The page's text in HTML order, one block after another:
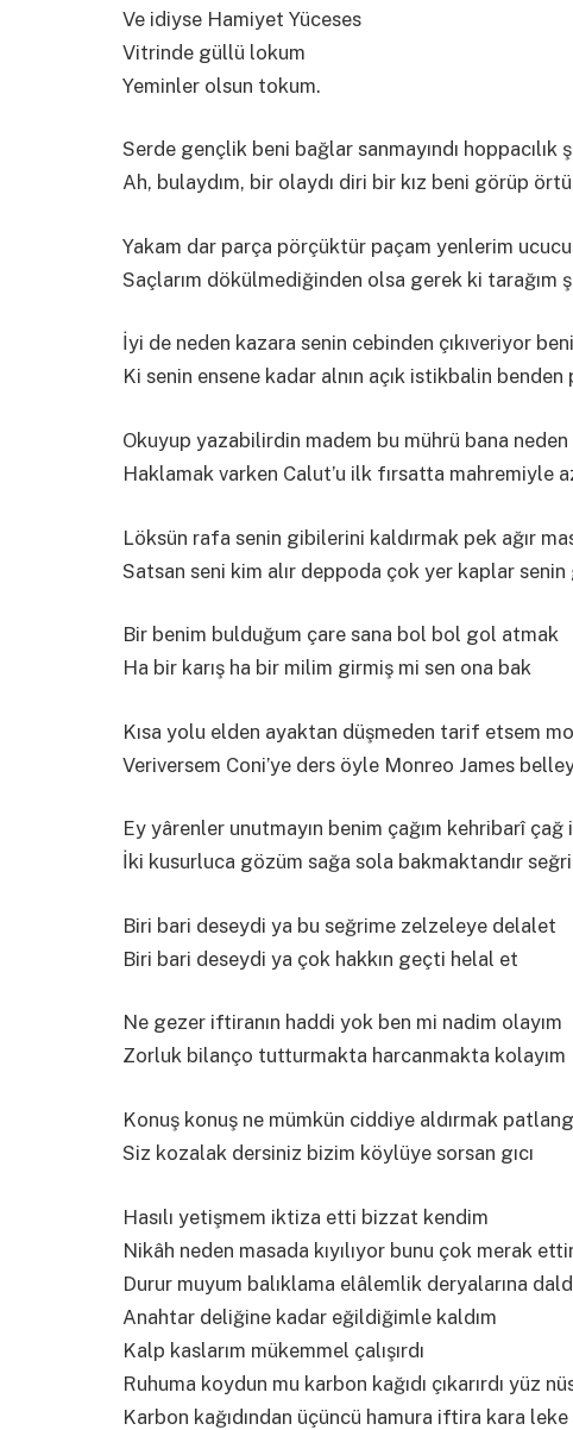
Ve idiyse Hamiyet Yüceses
Vitrinde güllü lokum
Yeminler olsun tokum.
Serde gençlik beni bağlar sanmayındı hoppacılık
Ah, bulaydım, bir olaydı diri bir kız beni görüp
Yakam dar parça pörçüktür paçam yenlerim
Saçlarım dökülmediğinden olsa gerek ki tarağım
İyi de neden kazara senin cebinden çıkıveriyor
Ki senin ensene kadar alnın açık istikbalin benden
Okuyup yazabilirdin madem bu mührü bana neden
Haklamak varken Calut’u ilk fırsatta mahremiyle
Löksün rafa senin gibilerini kaldırmak pek ağır
Satsan seni kim alır deppoda çok yer kaplar
Bir benim bulduğum çare sana bol bol gol atmak
Ha bir karış ha bir milim girmiş mi sen ona bak
Kısa yolu elden ayaktan düşmeden tarif etsem
Veriversem Coni’ye ders öyle Monreo James
Ey yârenler unutmayın benim çağım kehribarî çağ
İki kusurluca gözüm sağa sola bakmaktandır
Biri bari deseydi ya bu seğrime zelzeleye delalet
Biri bari deseydi ya çok hakkın geçti helal et
Ne gezer iftiranın haddi yok ben mi nadim olayım
Zorluk bilanço tutturmakta harcanmakta kolayım
Konuş konuş ne mümkün ciddiye aldırmak
Siz kozalak dersiniz bizim köylüye sorsan gıcı
Hasılı yetişmem iktiza etti bizzat kendim
Nikâh neden masada kıyılıyor bunu çok merak
Durur muyum balıklama elâlemlik deryalarına
Anahtar deliğine kadar eğildiğimle kaldım
Kalp kaslarım mükemmel çalışırdı
Ruhuma koydun mu karbon kağıdı çıkarırdı yüz
Karbon kağıdından üçüncü hamura iftira kara leke